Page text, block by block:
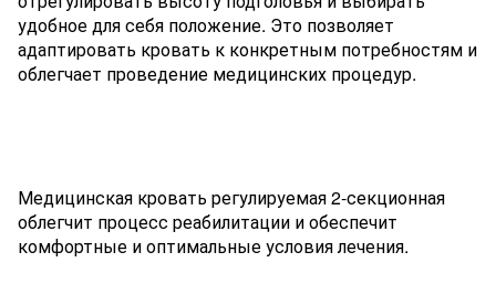
удобное для себя положение. Это позволяет
адаптировать кровать к конкретным потребностям и
облегчает проведение медицинских процедур.
Медицинская кровать регулируемая 2-секционная
облегчит процесс реабилитации и обеспечит
комфортные и оптимальные условия лечения.